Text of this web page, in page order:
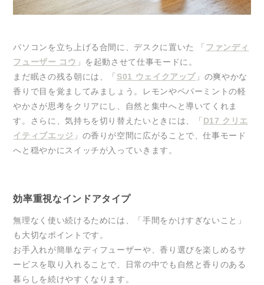
パソコンを立ち上げる合間に、デスクに置いた 「 ファンディ
フューザー コウ 」を起動させて仕事モードに。
まだ眠さの残る朝には、「 S01 ウェイクアップ 」の爽やかな
香りで目を覚ましてみましょう。レモンやペパーミントの軽
やかさが思考をクリアにし、自然と集中へと導いてくれま
す。さらに、気持ちを切り替えたいときには、「 D17 クリエ
イティブエッジ 」の香りが空間に広がることで、仕事モード
へと穏やかにスイッチが入っていきます。
効率重視なインドアタイプ
無理なく使い続けるためには、「手間をかけすぎないこと」
も大切なポイントです。
お手入れが簡単なディフューザーや、香り選びを楽しめるサ
ービスを取り入れることで、日常の中でも自然と香りのある
暮らしを続けやすくなります。